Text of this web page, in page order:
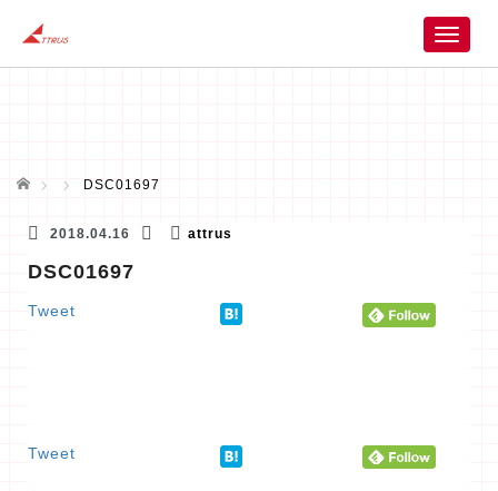
T
ホーム DSC01697
2018.04.16 attrus
DSC01697
Tweet
Tweet